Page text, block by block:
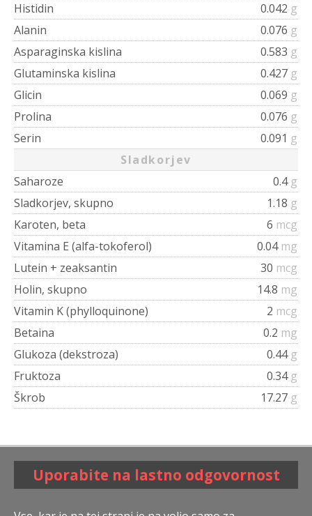
Histidin
0.042 g
Alanin
0.076 g
Asparaginska kislina
0.583 g
Glutaminska kislina
0.427 g
Glicin
0.069 g
Prolina
0.076 g
Serin
0.091 g
Sladkorjev
Saharoze
0.4 g
Sladkorjev, skupno
1.18 g
Karoten, beta
6 mcg
Vitamina E (alfa-tokoferol)
0.04 mg
Lutein + zeaksantin
30 mcg
Holin, skupno
14.8 mg
Vitamin K (phylloquinone)
2 mcg
Betaina
0.2 mg
Glukoza (dekstroza)
0.44 g
Fruktoza
0.34 g
Škrob
17.27 g
Uporabite na lastno odgovornost